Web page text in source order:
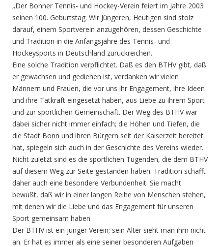
„Der Bonner Tennis- und Hockey-Verein feiert im Jahre 2003
seinen 100. Geburtstag. Wir Jüngeren, Heutigen sind stolz
darauf, einem Sportverein anzugehören, dessen Geschichte
und Tradition in die Anfangsjahre des Tennis- und
Hockeysports in Deutschland zurückreichen.
Eine solche Tradition verpflichtet. Daß es den BTHV gibt, daß
er gewachsen und gediehen ist, verdanken wir vielen
Männern und Frauen, die vor uns ihr Engagement, ihre Ideen
und ihre Tatkraft eingesetzt haben, aus Liebe zu ihrem Sport
und zur sportlichen Gemeinschaft. Der Weg des BTHV war
dabei sicher nicht immer einfach; die Höhen und Tiefen, die
die Stadt Bonn und ihren Bürgern seit der Kaiserzeit bereitet
hat, spiegeln sich auch in der Geschichte des Vereins wieder.
Nicht zuletzt sind es die sportlichen Tugenden, die dem BTHV
auf diesem Weg zur Seite gestanden haben. Tradition schafft
daher auch eine besondere Verbundenheit. Sie macht
bewußt, daß wir in einer langen Reihe von Menschen stehen,
mit denen wir die Liebe und das Engagement für unseren
Sport gemeinsam haben.
Der BTHV ist ein junger Verein; sein Alter sieht man ihm nicht
an. Er hat es immer als eine seiner besonderen Aufgaben